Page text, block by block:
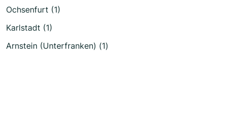
Ochsenfurt (1)
Karlstadt (1)
Arnstein (Unterfranken) (1)